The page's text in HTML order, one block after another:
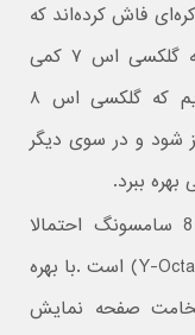
فاش کرده‌اند که
پنل به‌کار رفته در این محصول نسبت به گلکسی اس ۷ کمی
بزرگ‌تر است. بر این اساس انتظار داریم که گلکسی اس ۸
۵.۷ اینچی مجهز شود و در سوی دیگر
یکی دیگر از قابلیت های گلکسی اس 8 سامسونگ احتمالا
تجهیز به پنلی با فناوری فناوری وای اکتا (Y-Octa) است .با بهره
صفحه نمایش